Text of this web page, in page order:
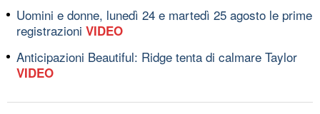
Uomini e donne, lunedì 24 e martedì 25 agosto le prime
registrazioni VIDEO
Anticipazioni Beautiful: Ridge tenta di calmare Taylor
VIDEO